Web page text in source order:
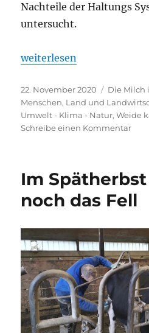
Nachteile der Haltungs
untersucht.
„Milch aus dem Stall oder
weiterlesen
Veröffentlicht
am
22. November 2020 Die Milch
Menschen, Land und
Umwelt - Klima - Natur,Weide
Schreibe einen Kommentarzu
Stall
oder
von
Im
noch das Fell